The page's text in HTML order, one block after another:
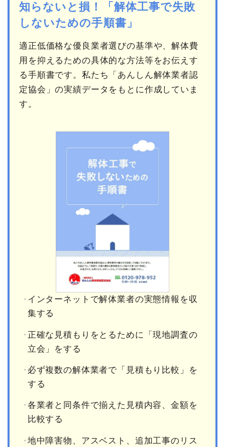
知らないと損！「解体工事で失敗
しないための手順書」
適正低価格な優良業者選びの基準や、解体費
用を抑えるための具体的な方法等をお伝えす
る手順書です。私たち「あんしん解体業者認
定協会」の実績データをもとに作成していま
す。
インターネットで解体業者の実態情報を収
集する
正確な見積もりをとるために「現地調査の
立会」をする
必ず複数の解体業者で「見積もり比較」を
する
各業者と同条件で揃えた見積内容、金額を
比較する
地中障害物、アスベスト、追加工事のリス